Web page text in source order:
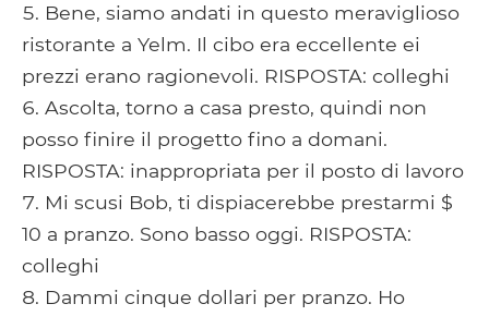
Bene, siamo andati in questo meraviglioso
ristorante a Yelm. Il cibo era eccellente ei
prezzi erano ragionevoli. RISPOSTA: colleghi
Ascolta, torno a casa presto, quindi non
posso finire il progetto fino a domani.
RISPOSTA: inappropriata per il posto di lavoro
Mi scusi Bob, ti dispiacerebbe prestarmi $
10 a pranzo. Sono basso oggi. RISPOSTA:
colleghi
Dammi cinque dollari per pranzo. Ho